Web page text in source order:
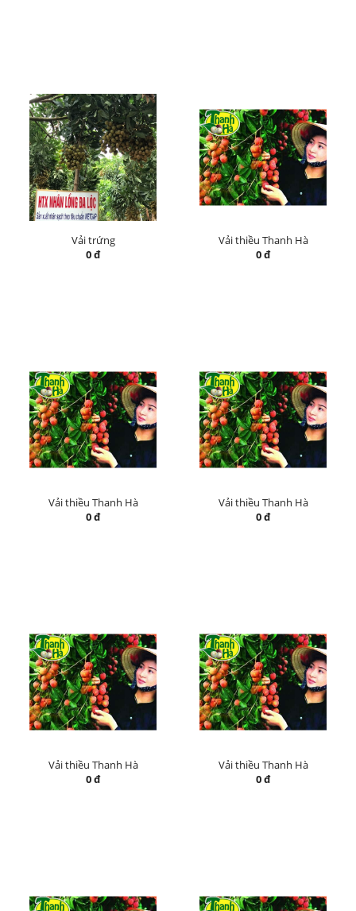
Vải trứng
0 đ
Vải thiều Thanh Hà
0 đ
Vải thiều Thanh Hà
0 đ
Vải thiều Thanh Hà
0 đ
Vải thiều Thanh Hà
0 đ
Vải thiều Thanh Hà
0 đ